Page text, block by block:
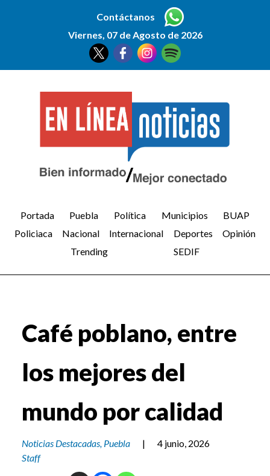
Contáctanos
Viernes, 07 de Agosto de 2026
Portada Puebla Política Municipios
BUAP
Policiaca
Nacional Internacional Deportes
Opinión
Trending
SEDIF
Café poblano, entre
los mejores del
mundo por calidad
Noticias Destacadas, Puebla |
4 junio, 2026
Staff